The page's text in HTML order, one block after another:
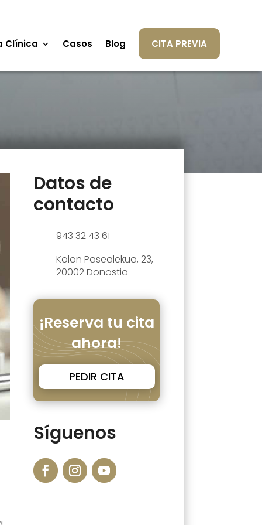
Clínica Casos Blog CITA PREVIA
Datos de
contacto
943 32 43 61
Kolon Pasealekua, 23,
20002 Donostia
¡Reserva tu cita
ahora!
PEDIR CITA
Síguenos